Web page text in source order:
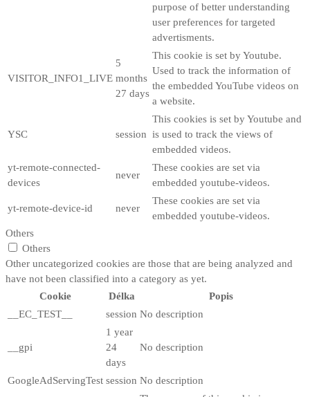
purpose of better understanding
user preferences for targeted
advertisments.
VISITOR_INFO1_LIVE
5
months
27 days
This cookie is set by Youtube.
Used to track the information of
the embedded YouTube videos on
a website.
YSC session
This cookies is set by Youtube and
is used to track the views of
embedded videos.
yt-remote-connected-
devices
never
These cookies are set via
embedded youtube-videos.
yt-remote-device-id never
These cookies are set via
embedded youtube-videos.
Others
Others
Other uncategorized cookies are those that are being analyzed and
have not been classified into a category as yet.
Cookie
Délka
Popis
__EC_TEST__
session No description
__gpi
1 year
24
days
No description
GoogleAdServingTest session No description